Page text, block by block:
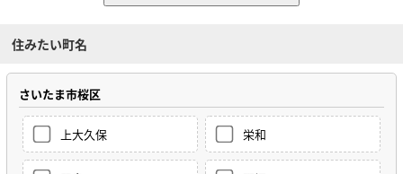
住みたい町名
さいたま市桜区
上大久保 栄和